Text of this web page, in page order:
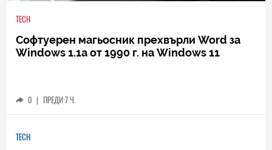
TECH
Софтуерен магьосник прехвърли Word за
Windows 1.1a от 1990 г. на Windows 11
0 | ПРЕДИ 7 Ч.
TECH